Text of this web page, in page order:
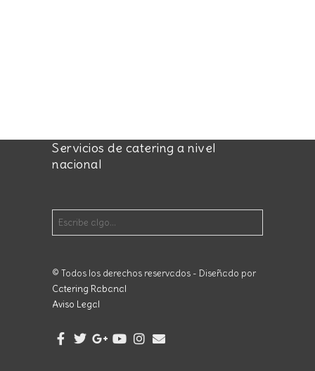
Servicios de catering a nivel
nacional
© Todos los derechos reservados - Diseñado por
Catering Rabanal
Aviso Legal